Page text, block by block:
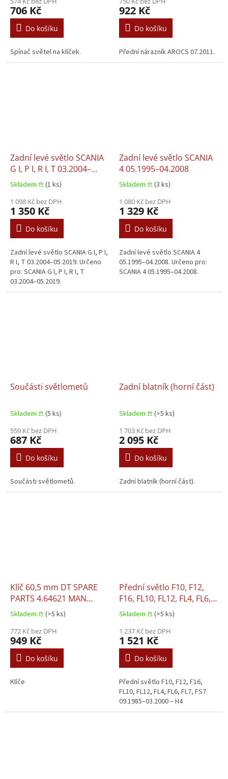
706 Kč
Do košíku
Spínač světel na klíček.
922 Kč
Do košíku
Přední nárazník AROCS 07.2011.
Zadní levé světlo SCANIA
G I, P I, R I, T 03.2004–
05.2019
Skladem 𖠿 (1 ks)
1 098 Kč bez DPH
1 350 Kč
Do košíku
Zadní levé světlo SCANIA G I, P I,
R I, T 03.2004–05.2019. Určeno
pro: SCANIA G I, P I, R I, T
03.2004–05.2019.
Zadní levé světlo SCANIA
4 05.1995–04.2008
Skladem 𖠿 (3 ks)
1 080 Kč bez DPH
1 329 Kč
Do košíku
Zadní levé světlo SCANIA 4
05.1995–04.2008. Určeno pro:
SCANIA 4 05.1995–04.2008.
Součásti světlometů
Skladem 𖠿 (5 ks)
559 Kč bez DPH
687 Kč
Do košíku
Součásti světlometů.
Zadní blatník (horní část)
Skladem 𖠿 (>5 ks)
1 703 Kč bez DPH
2 095 Kč
Do košíku
Zadní blatník (horní část).
Klíč 60,5 mm DT SPARE
PARTS 4.64621 MAN
MERCEDES RVI |
MERCEDES RVI
Skladem 𖠿 (>5 ks)
772 Kč bez DPH
949 Kč
Do košíku
Klíče
Přední světlo F10, F12,
F16, FL10, FL12, FL4, FL6,
FL7, FS7 09.1985–03.2000
Skladem 𖠿 (>5 ks)
1 237 Kč bez DPH
1 521 Kč
Do košíku
Přední světlo F10, F12, F16,
FL10, FL12, FL4, FL6, FL7, FS7
09.1985–03.2000 – H4